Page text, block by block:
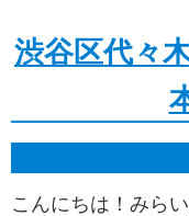
渋谷区代々
こんにちは！みら